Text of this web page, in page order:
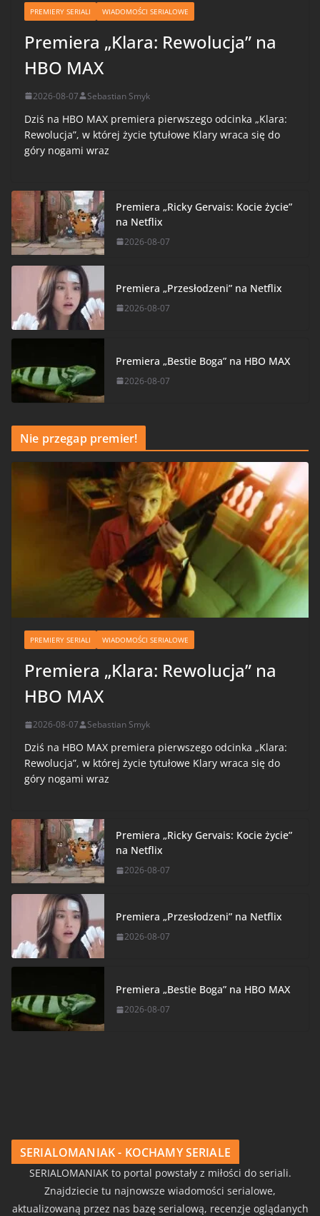
PREMIERY SERIALI WIADOMOŚCI SERIALOWE
Premiera „Klara: Rewolucja” na
HBO MAX
2026-08-07 Sebastian Smyk
Dziś na HBO MAX premiera pierwszego odcinka „Klara:
Rewolucja”, w której życie tytułowe Klary wraca się do
góry nogami wraz
Premiera „Ricky Gervais: Kocie życie”
na Netflix
2026-08-07
Premiera „Przesłodzeni” na Netflix
2026-08-07
Premiera „Bestie Boga” na HBO MAX
2026-08-07
Nie przegap premier!
PREMIERY SERIALI WIADOMOŚCI SERIALOWE
Premiera „Klara: Rewolucja” na
HBO MAX
2026-08-07 Sebastian Smyk
Dziś na HBO MAX premiera pierwszego odcinka „Klara:
Rewolucja”, w której życie tytułowe Klary wraca się do
góry nogami wraz
Premiera „Ricky Gervais: Kocie życie”
na Netflix
2026-08-07
Premiera „Przesłodzeni” na Netflix
2026-08-07
Premiera „Bestie Boga” na HBO MAX
2026-08-07
SERIALOMANIAK - KOCHAMY SERIALE
SERIALOMANIAK to portal powstały z miłości do seriali.
Znajdziecie tu najnowsze wiadomości serialowe,
aktualizowaną przez nas bazę serialową, recenzje oglądanych